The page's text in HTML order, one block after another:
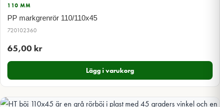
110 MM
PP markgrenrör 110/110x45
720102360
65,00 kr
Lägg i varukorg